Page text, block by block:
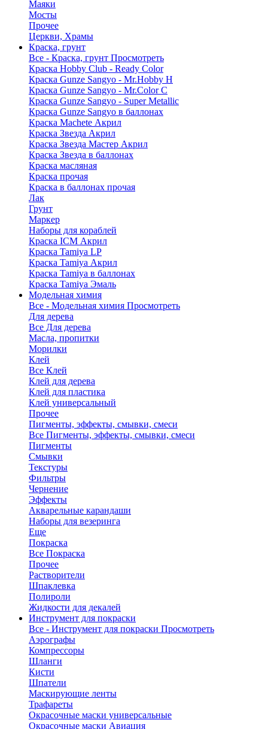
Маяки
Мосты
Прочее
Церкви, Храмы
Краска, грунт
Все - Краска, грунт Просмотреть
Краска Hobby Club - Ready Color
Краска Gunze Sangyo - Mr.Hobby H
Краска Gunze Sangyo - Mr.Color C
Краска Gunze Sangyo - Super Metallic
Краска Gunze Sangyo в баллонах
Краска Machete Акрил
Краска Звезда Акрил
Краска Звезда Мастер Акрил
Краска Звезда в баллонах
Краска масляная
Краска прочая
Краска в баллонах прочая
Лак
Грунт
Маркер
Наборы для кораблей
Краска ICM Акрил
Краска Tamiya LP
Краска Tamiya Акрил
Краска Tamiya в баллонах
Краска Tamiya Эмаль
Модельная химия
Все - Модельная химия Просмотреть
Для дерева
Все Для дерева
Масла, пропитки
Морилки
Клей
Все Клей
Клей для дерева
Клей для пластика
Клей универсальный
Прочее
Пигменты, эффекты, смывки, смеси
Все Пигменты, эффекты, смывки, смеси
Пигменты
Смывки
Текстуры
Фильтры
Чернение
Эффекты
Акварельные карандаши
Наборы для везеринга
Еще
Покраска
Все Покраска
Прочее
Растворители
Шпаклевка
Полироли
Жидкости для декалей
Инструмент для покраски
Все - Инструмент для покраски Просмотреть
Аэрографы
Компрессоры
Шланги
Кисти
Шпатели
Маскирующие ленты
Трафареты
Окрасочные маски универсальные
Окрасочные маски Авиация